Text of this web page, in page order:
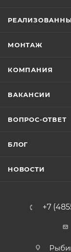
МОНТАЖ
КОМПАНИЯ
ВАКАНСИИ
ВОПРОС-ОТВЕТ
БЛОГ
НОВОСТИ
+7